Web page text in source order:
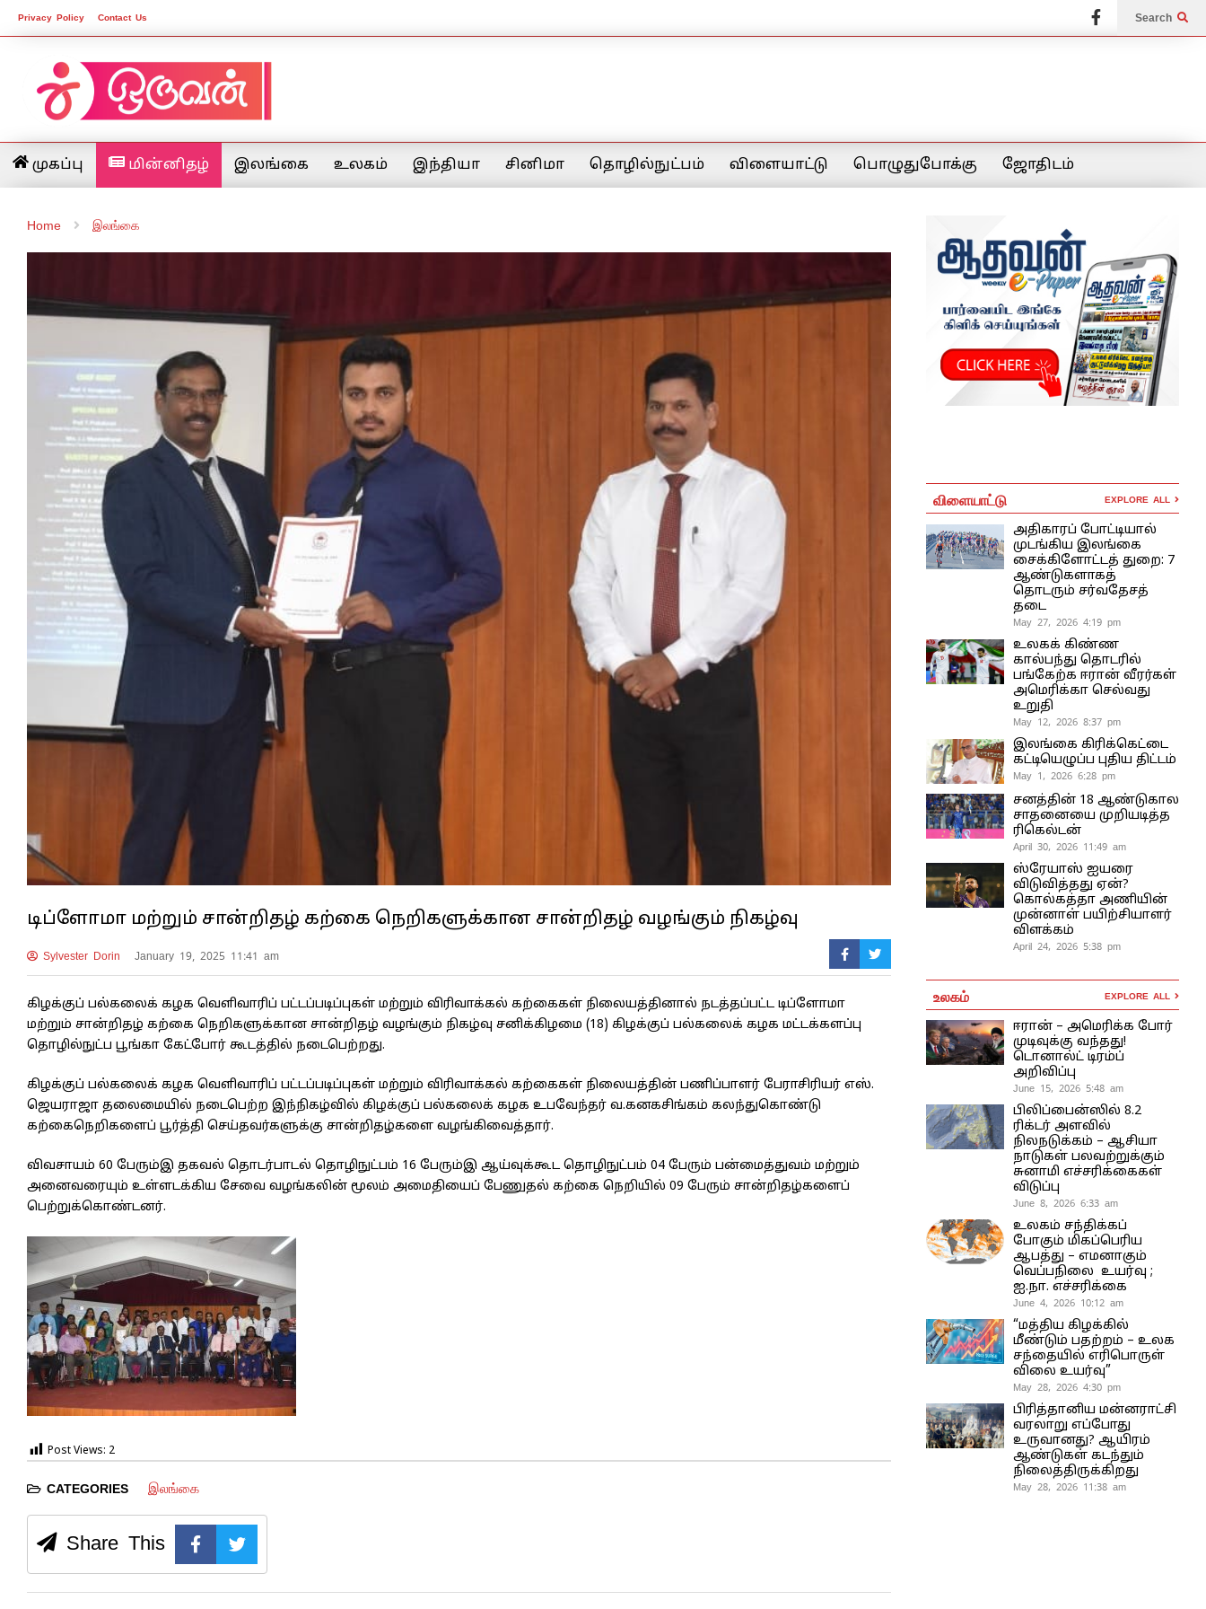
Privacy Policy Contact Us Search
முகப்பு மின்னிதழ் இலங்கை உலகம் இந்தியா சினிமா தொழில்நுட்பம் விளையாட்டு பொழுதுபோக்கு ஜோதிடம்
Home இலங்கை
டிப்ளோமா மற்றும் சான்றிதழ் கற்கை நெறிகளுக்கான சான்றிதழ் வழங்கும் நிகழ்வு
Sylvester Dorin January 19, 2025 11:41 am
கிழக்குப் பல்கலைக் கழக வெளிவாரிப் பட்டப்படிப்புகள் மற்றும் விரிவாக்கல் கற்கைகள் நிலையத்தினால் நடத்தப்பட்ட டிப்ளோமா
மற்றும் சான்றிதழ் கற்கை நெறிகளுக்கான சான்றிதழ் வழங்கும் நிகழ்வு சனிக்கிழமை (18) கிழக்குப் பல்கலைக் கழக மட்டக்களப்பு
தொழில்நுட்ப பூங்கா கேட்போர் கூடத்தில் நடைபெற்றது.
கிழக்குப் பல்கலைக் கழக வெளிவாரிப் பட்டப்படிப்புகள் மற்றும் விரிவாக்கல் கற்கைகள் நிலையத்தின் பணிப்பாளர் பேராசிரியர் எஸ்.
ஜெயராஜா தலைமையில் நடைபெற்ற இந்நிகழ்வில் கிழக்குப் பல்கலைக் கழக உபவேந்தர் வ.கனகசிங்கம் கலந்துகொண்டு
கற்கைநெறிகளைப் பூர்த்தி செய்தவர்களுக்கு சான்றிதழ்களை வழங்கிவைத்தார்.
விவசாயம் 60 பேரும்இ தகவல் தொடர்பாடல் தொழிநுட்பம் 16 பேரும்இ ஆய்வுக்கூட தொழிநுட்பம் 04 பேரும் பன்மைத்துவம் மற்றும்
அனைவரையும் உள்ளடக்கிய சேவை வழங்கலின் மூலம் அமைதியைப் பேணுதல் கற்கை நெறியில் 09 பேரும் சான்றிதழ்களைப்
பெற்றுக்கொண்டனர்.
Post Views: 2
CATEGORIES இலங்கை
Share This
விளையாட்டு EXPLORE ALL
அதிகாரப் போட்டியால்
முடங்கிய இலங்கை
சைக்கிளோட்டத் துறை: 7
ஆண்டுகளாகத்
தொடரும் சர்வதேசத்
தடை
May 27, 2026 4:19 pm
உலகக் கிண்ண
கால்பந்து தொடரில்
பங்கேற்க ஈரான் வீரர்கள்
அமெரிக்கா செல்வது
உறுதி
May 12, 2026 8:37 pm
இலங்கை கிரிக்கெட்டை
கட்டியெழுப்ப புதிய திட்டம்
May 1, 2026 6:28 pm
சனத்தின் 18 ஆண்டுகால
சாதனையை முறியடித்த
ரிகெல்டன்
April 30, 2026 11:49 am
ஸ்ரேயாஸ் ஐயரை
விடுவித்தது ஏன்?
கொல்கத்தா அணியின்
முன்னாள் பயிற்சியாளர்
விளக்கம்
April 24, 2026 5:38 pm
உலகம் EXPLORE ALL
ஈரான் – அமெரிக்க போர்
முடிவுக்கு வந்தது!
டொனால்ட் டிரம்ப்
அறிவிப்பு
June 15, 2026 5:48 am
பிலிப்பைன்ஸில் 8.2
ரிக்டர் அளவில்
நிலநடுக்கம் – ஆசியா
நாடுகள் பலவற்றுக்கும்
சுனாமி எச்சரிக்கைகள்
விடுப்பு
June 8, 2026 6:33 am
உலகம் சந்திக்கப்
போகும் மிகப்பெரிய
ஆபத்து – எமனாகும்
வெப்பநிலை உயர்வு ;
ஐ.நா. எச்சரிக்கை
June 4, 2026 10:12 am
“மத்திய கிழக்கில்
மீண்டும் பதற்றம் – உலக
சந்தையில் எரிபொருள்
விலை உயர்வு”
May 28, 2026 4:30 pm
பிரித்தானிய மன்னராட்சி
வரலாறு எப்போது
உருவானது? ஆயிரம்
ஆண்டுகள் கடந்தும்
நிலைத்திருக்கிறது
May 28, 2026 11:38 am